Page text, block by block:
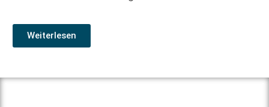
Weiterlesen